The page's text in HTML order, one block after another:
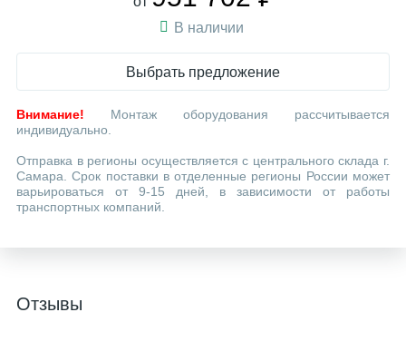
В наличии
Выбрать предложение
Внимание! Монтаж оборудования рассчитывается
индивидуально.
Отправка в регионы осуществляется с центрального склада г.
Самара. Срок поставки в отделенные регионы России может
варьироваться от 9-15 дней, в зависимости от работы
транспортных компаний.
Отзывы